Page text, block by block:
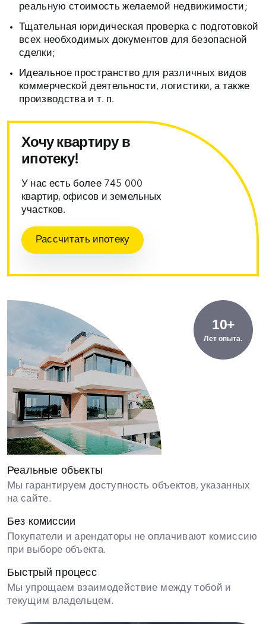
реальную стоимость желаемой недвижимости;
Тщательная юридическая проверка с подготовкой
всех необходимых документов для безопасной
сделки;
Идеальное пространство для различных видов
коммерческой деятельности, логистики, а также
производства и т. п.
Хочу квартиру в
ипотеку!
У нас есть более 745 000
квартир, офисов и земельных
участков.
Рассчитать ипотеку
10+
Лет опыта.
Реальные объекты
Мы гарантируем доступность объектов, указанных
на сайте.
Без комиссии
Покупатели и арендаторы не оплачивают комиссию
при выборе объекта.
Быстрый процесс
Мы упрощаем взаимодействие между тобой и
текущим владельцем.